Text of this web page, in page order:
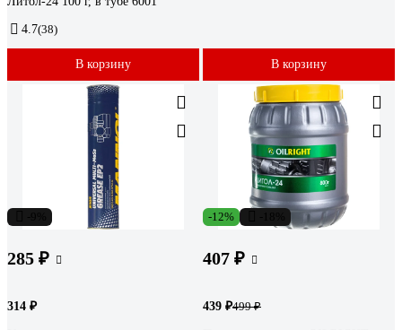
4.7(38)
В корзину В корзину
285 ₽
314 ₽
-12%
407 ₽
439 ₽499 ₽